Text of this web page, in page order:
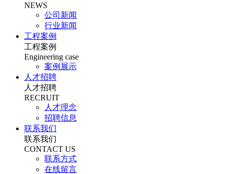
NEWS
公司新闻
行业新闻
工程案例
工程案例
Engineering case
案例展示
人才招聘
人才招聘
RECRUIT
人才理念
招聘信息
联系我们
联系我们
CONTACT US
联系方式
在线留言